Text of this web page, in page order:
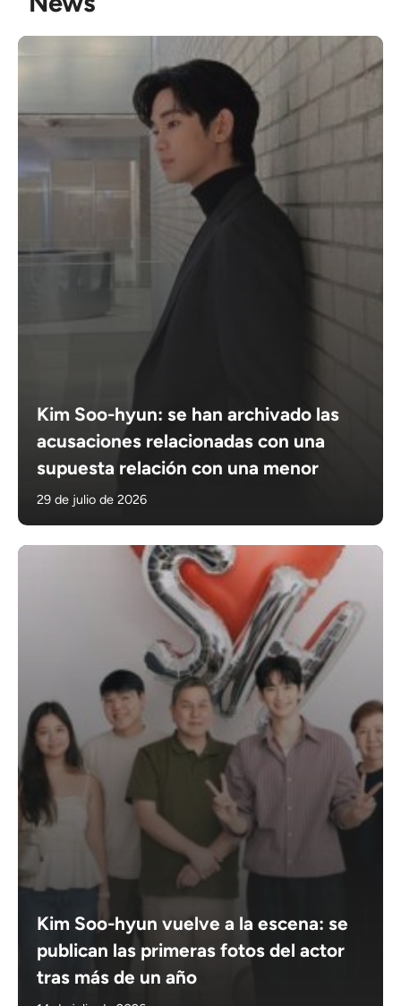
Kim Soo-hyun: se han archivado las
acusaciones relacionadas con una
supuesta relación con una menor
29 de julio de 2026
Kim Soo-hyun vuelve a la escena: se
publican las primeras fotos del actor
tras más de un año